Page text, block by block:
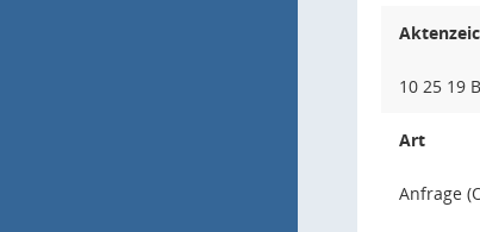
10 25 19
Art
Anfrage